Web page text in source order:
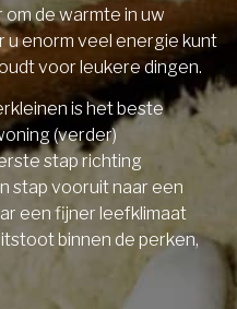
de warmte in uw
enorm veel energie kunt
voor leukere dingen.
is het beste
(verder)
stap richting
stap vooruit naar een
een fijner leefklimaat
binnen de perken,